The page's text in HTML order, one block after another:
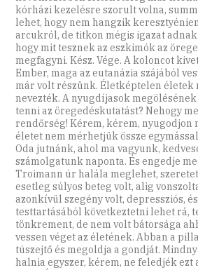
kórházi kezelésre szorult volna,
lehet, hogy nem hangzik
arcukról, de titkon mégis igazat
hogy mit tesznek az eszkimók az
megfagyni. Kész. Vége. A koloncot
Ember, maga az eutanázia szájából
már volt részünk. Életképtelen életek
nevezték. A nyugdíjasok
tenni az öregedéskutatást? Nehogy
rendőrség! Kérem, kérem, nyugodjon
életet nem mérhetjük össze
Oda jutnánk, ahol ma vagyunk,
számolgatunk naponta. És engedje
Troimann úr halála meglehet,
esetleg súlyos beteg volt, alig
azonkívül szegény volt, depressziós,
testtartásából következtetni lehet rá,
tönkrement, de nem volt bátorsága
vessen véget az életének. Abban a
túszejtő és megoldja a gondját.
halnia egyszer, kérem, ne feledjék ezt